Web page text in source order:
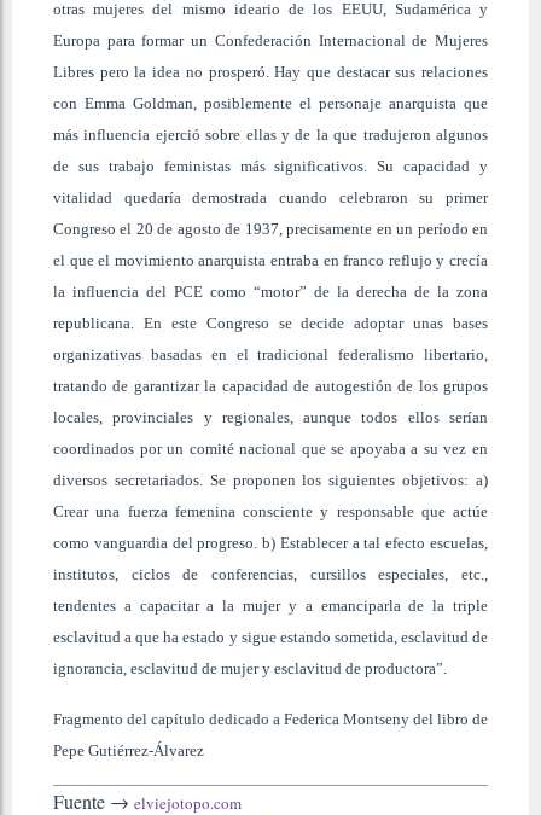
otras mujeres del mismo ideario de los EEUU, Sudamérica y
Europa para formar un Confederación Internacional de Mujeres
Libres pero la idea no prosperó. Hay que destacar sus relaciones
con Emma Goldman, posiblemente el personaje anarquista que
más influencia ejerció sobre ellas y de la que tradujeron algunos
de sus trabajo feministas más significativos. Su capacidad y
vitalidad quedaría demostrada cuando celebraron su primer
Congreso el 20 de agosto de 1937, precisamente en un período en
el que el movimiento anarquista entraba en franco reflujo y crecía
la influencia del PCE como “motor” de la derecha de la zona
republicana. En este Congreso se decide adoptar unas bases
organizativas basadas en el tradicional federalismo libertario,
tratando de garantizar la capacidad de autogestión de los grupos
locales, provinciales y regionales, aunque todos ellos serían
coordinados por un comité nacional que se apoyaba a su vez en
diversos secretariados. Se proponen los siguientes objetivos: a)
Crear una fuerza femenina consciente y responsable que actúe
como vanguardia del progreso. b) Establecer a tal efecto escuelas,
institutos, ciclos de conferencias, cursillos especiales, etc.,
tendentes a capacitar a la mujer y a emanciparla de la triple
esclavitud a que ha estado y sigue estando sometida, esclavitud de
ignorancia, esclavitud de mujer y esclavitud de productora”.
Fragmento del capítulo dedicado a Federica Montseny del libro de
Pepe Gutiérrez-Álvarez
Fuente → elviejotopo.com